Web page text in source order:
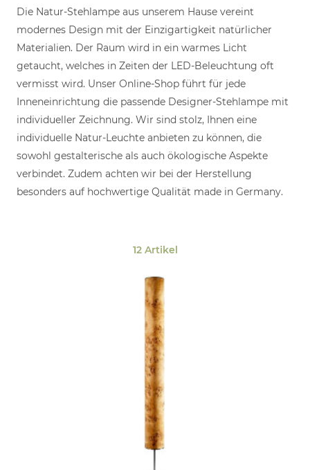
Die Natur-Stehlampe aus unserem Hause vereint
modernes Design mit der Einzigartigkeit natürlicher
Materialien. Der Raum wird in ein warmes Licht
getaucht, welches in Zeiten der LED-Beleuchtung oft
vermisst wird. Unser Online-Shop führt für jede
Inneneinrichtung die passende Designer-Stehlampe mit
individueller Zeichnung. Wir sind stolz, Ihnen eine
individuelle Natur-Leuchte anbieten zu können, die
sowohl gestalterische als auch ökologische Aspekte
verbindet. Zudem achten wir bei der Herstellung
besonders auf hochwertige Qualität made in Germany.
12 Artikel